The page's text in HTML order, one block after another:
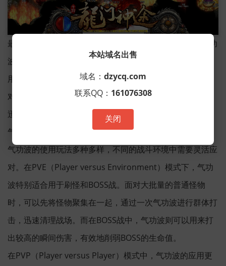
最后，在进行团队作战时，玩家要注意与队友的配合。气功
波属于群体攻击技能，如果能够与其他高输出技能配合使
用，将会产生1+1>2的效果。例如，气功波可以先行释放，
对敌方造成大范围的消耗，再由其他职业的玩家跟进攻击，
迅速收割敌人。
气功波的基本玩法
气功波的使用玩法多种多样，不同的战斗环境中需要灵活应
对。在PVE（Player versus Environment）模式下，气功
波特别适合用于刷怪和BOSS战。面对大批量的普通怪物
时，可以先将怪物聚集在一起，通过一次气功波进行群体打
击，迅速清理战场。而在BOSS战中，气功波则可以用来打
出较高的瞬间伤害，有效地削弱BOSS的生命值。
在PVP（Player versus Player）模式中，气功波的应用更
本站域名出售
域名： dzycq.com
联系QQ： 161076308
关闭